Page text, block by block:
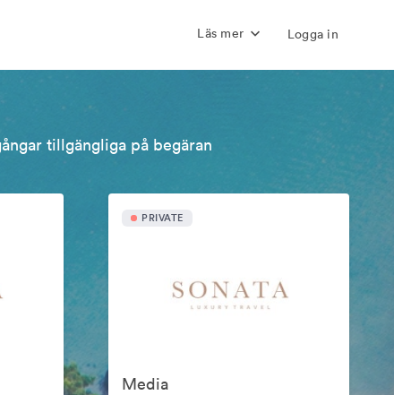
Läs mer Logga in
tillgängliga på begäran
PRIVATE
Media